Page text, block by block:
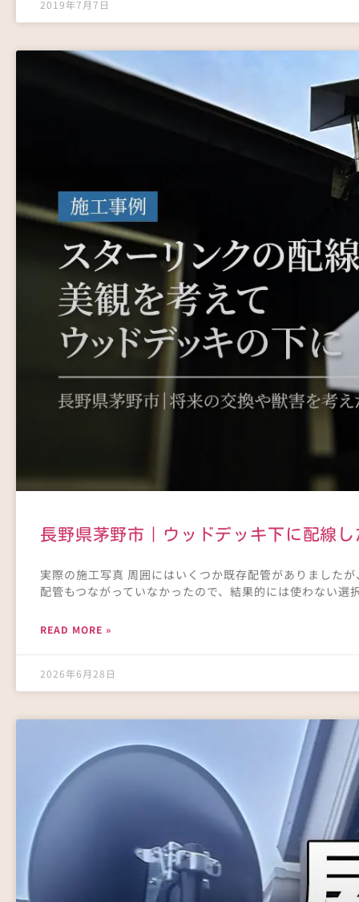
2019年7月7日
長野県茅野市｜ウッドデッキ下に配線
実際の施工写真 周囲にはいくつか既存配管がありました
配管もつながっていなかったので、結果的には使わない選
READ MORE »
2026年6月28日